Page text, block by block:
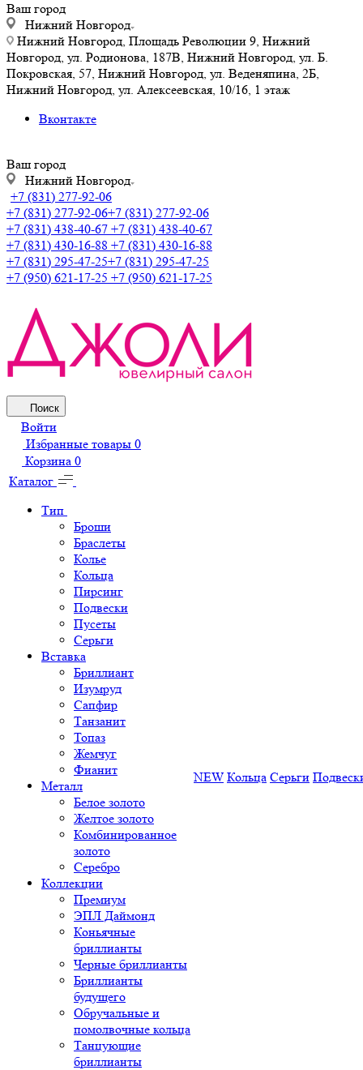
Ваш город
Нижний Новгород
Нижний Новгород, Площадь Революции 9, Нижний
Новгород, ул. Родионова, 187В, Нижний Новгород, ул. Б.
Покровская, 57, Нижний Новгород, ул. Веденяпина, 2Б,
Нижний Новгород, ул. Алексеевская, 10/16, 1 этаж
Вконтакте
Ваш город
Нижний Новгород
+7 (831) 277-92-06
+7 (831) 277-92-06+7 (831) 277-92-06
+7 (831) 438-40-67 +7 (831) 438-40-67
+7 (831) 430-16-88 +7 (831) 430-16-88
+7 (831) 295-47-25+7 (831) 295-47-25
+7 (950) 621-17-25 +7 (950) 621-17-25
Поиск
Войти
Избранные товары 0
Корзина 0
Каталог
Тип
Броши
Браслеты
Колье
Кольца
Пирсинг
Подвески
Пусеты
Серьги
Вставка
Бриллиант
Изумруд
Сапфир
Танзанит
Топаз
Жемчуг
Фианит
Металл
Белое золото
Желтое золото
Комбинированное
золото
Серебро
Коллекции
Премиум
ЭПЛ Даймонд
Коньячные
бриллианты
Черные бриллианты
Бриллианты
будущего
Обручальные и
помолвочные кольца
Танцующие
бриллианты
NEW Кольца Серьги